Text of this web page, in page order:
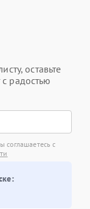
оставьте
радостью
соглашаетесь с